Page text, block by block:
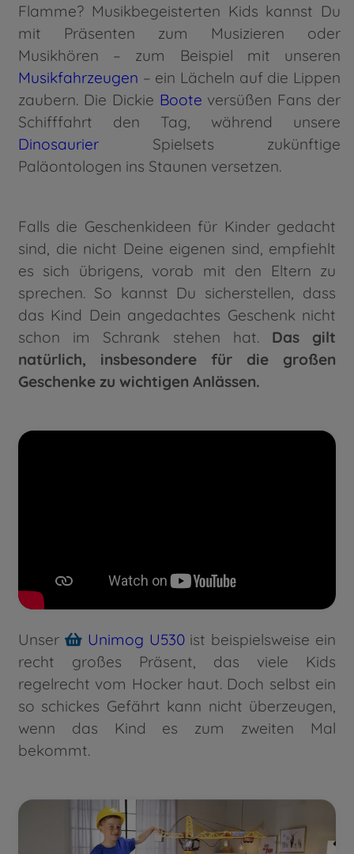
Flamme? Musikbegeisterten Kids kannst Du
mit Präsenten zum Musizieren oder
Musikhören – zum Beispiel mit unseren
Musikfahrzeugen – ein Lächeln auf die Lippen
zaubern. Die Dickie Boote versüßen Fans der
Schifffahrt den Tag, während unsere
Dinosaurier Spielsets zukünftige
Paläontologen ins Staunen versetzen.
Falls die Geschenkideen für Kinder gedacht
sind, die nicht Deine eigenen sind, empfiehlt
es sich übrigens, vorab mit den Eltern zu
sprechen. So kannst Du sicherstellen, dass
das Kind Dein angedachtes Geschenk nicht
schon im Schrank stehen hat. Das gilt
natürlich, insbesondere für die großen
Geschenke zu wichtigen Anlässen.
Unser Unimog U530ist beispielsweise ein
recht großes Präsent, das viele Kids
regelrecht vom Hocker haut. Doch selbst ein
so schickes Gefährt kann nicht überzeugen,
wenn das Kind es zum zweiten Mal
bekommt.